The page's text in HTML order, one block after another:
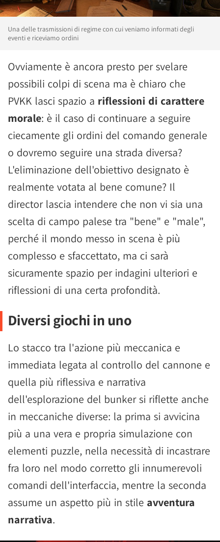
Una delle trasmissioni di regime con cui veniamo informati degli
eventi e riceviamo ordini
Ovviamente è ancora presto per svelare
possibili colpi di scena ma è chiaro che
PVKK lasci spazio a riflessioni di carattere
morale: è il caso di continuare a seguire
ciecamente gli ordini del comando generale
o dovremo seguire una strada diversa?
L'eliminazione dell'obiettivo designato è
realmente votata al bene comune? Il
director lascia intendere che non vi sia una
scelta di campo palese tra "bene" e "male",
perché il mondo messo in scena è più
complesso e sfaccettato, ma ci sarà
sicuramente spazio per indagini ulteriori e
riflessioni di una certa profondità.
Diversi giochi in uno
Lo stacco tra l'azione più meccanica e
immediata legata al controllo del cannone e
quella più riflessiva e narrativa
dell'esplorazione del bunker si riflette anche
in meccaniche diverse: la prima si avvicina
più a una vera e propria simulazione con
elementi puzzle, nella necessità di incastrare
fra loro nel modo corretto gli innumerevoli
comandi dell'interfaccia, mentre la seconda
assume un aspetto più in stile avventura
narrativa.